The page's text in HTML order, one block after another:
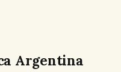
Argentina